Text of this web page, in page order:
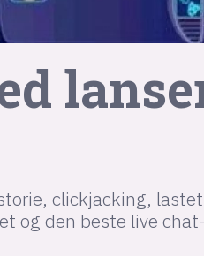
clickjacking,
og den beste live